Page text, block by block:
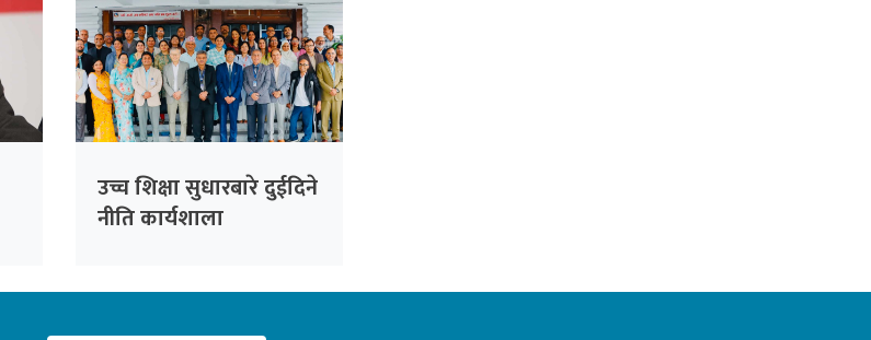
उच्च शिक्षा सुधारबारे दुईदिने
नीति कार्यशाला